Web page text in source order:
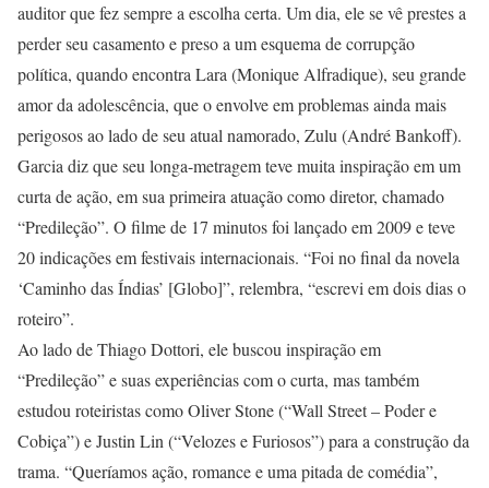
auditor que fez sempre a escolha certa. Um dia, ele se vê prestes a
perder seu casamento e preso a um esquema de corrupção
política, quando encontra Lara (Monique Alfradique), seu grande
amor da adolescência, que o envolve em problemas ainda mais
perigosos ao lado de seu atual namorado, Zulu (André Bankoff).
Garcia diz que seu longa-metragem teve muita inspiração em um
curta de ação, em sua primeira atuação como diretor, chamado
“Predileção”. O filme de 17 minutos foi lançado em 2009 e teve
20 indicações em festivais internacionais. “Foi no final da novela
‘Caminho das Índias’ [Globo]”, relembra, “escrevi em dois dias o
roteiro”.
Ao lado de Thiago Dottori, ele buscou inspiração em
“Predileção” e suas experiências com o curta, mas também
estudou roteiristas como Oliver Stone (“Wall Street – Poder e
Cobiça”) e Justin Lin (“Velozes e Furiosos”) para a construção da
trama. “Queríamos ação, romance e uma pitada de comédia”,